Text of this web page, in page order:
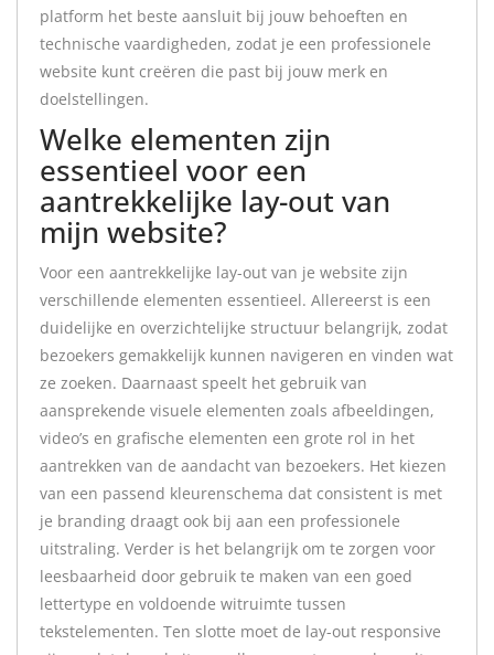
platform het beste aansluit bij jouw behoeften en
technische vaardigheden, zodat je een professionele
website kunt creëren die past bij jouw merk en
doelstellingen.
Welke elementen zijn
essentieel voor een
aantrekkelijke lay-out van
mijn website?
Voor een aantrekkelijke lay-out van je website zijn
verschillende elementen essentieel. Allereerst is een
duidelijke en overzichtelijke structuur belangrijk, zodat
bezoekers gemakkelijk kunnen navigeren en vinden wat
ze zoeken. Daarnaast speelt het gebruik van
aansprekende visuele elementen zoals afbeeldingen,
video’s en grafische elementen een grote rol in het
aantrekken van de aandacht van bezoekers. Het kiezen
van een passend kleurenschema dat consistent is met
je branding draagt ook bij aan een professionele
uitstraling. Verder is het belangrijk om te zorgen voor
leesbaarheid door gebruik te maken van een goed
lettertype en voldoende witruimte tussen
tekstelementen. Ten slotte moet de lay-out responsive